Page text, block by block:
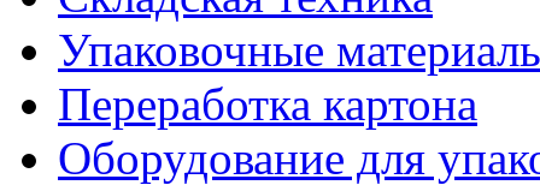
Упаковочные
Переработка картона
Оборудование для